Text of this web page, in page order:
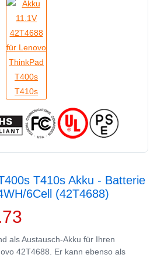
T410s Akku - Batterie
6Cell (42T4688)
als Austausch-Akku für Ihren
42T4688. Er kann ebenso als